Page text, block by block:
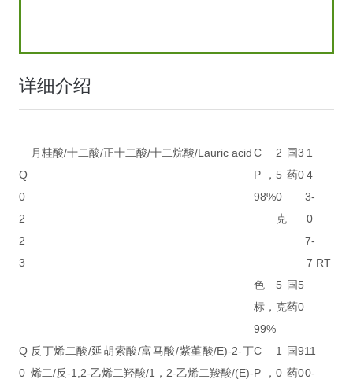
详细介绍
Q
0
2
2
3
月桂酸/十二酸/正十二酸/十二烷酸/Lauric acidC
P，
98%
2
5
0
克
国
药
3
0
1
4
3-
0
7-
7 RT
色
标，
99%
5
克
国
药
5
0
Q
0
反丁烯二酸/延胡索酸/富马酸/紫堇酸/E)-2-丁
烯二/反-1,2-乙烯二羟酸/1，2-乙烯二羧酸/(E)-
C
P，
1
0
国
药
9
0
11
0-